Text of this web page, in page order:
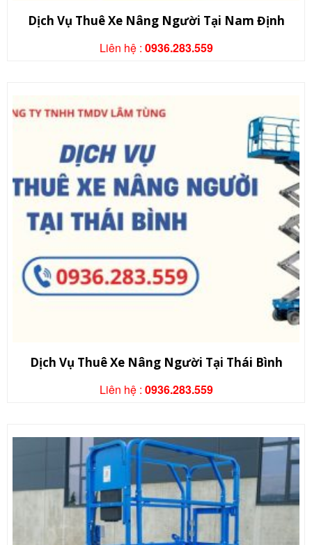
Dịch Vụ Thuê Xe Nâng Người Tại Nam Định
Liên hệ : 0936.283.559
Dịch Vụ Thuê Xe Nâng Người Tại Thái Bình
Liên hệ : 0936.283.559